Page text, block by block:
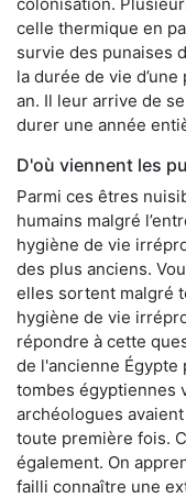
celle thermique en
survie des punaises
la durée de vie
an. Il leur arrive de
durer une année
D'où viennent les
Parmi ces êtres
humains malgré
hygiène de vie
des plus anciens.
elles sortent malgré
hygiène de vie
répondre à cette
de l'ancienne Égypte
tombes égyptiennes
archéologues
toute première fois.
également. On
failli connaître une